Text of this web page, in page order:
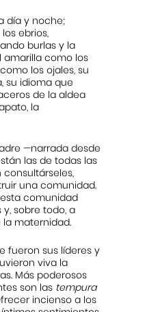
día y noche;
ebrios,
burlas y la
amarilla como los
los ojales, su
su idioma que
de la aldea
la
—narrada desde
las de todas las
consultárseles,
una comunidad.
comunidad
sobre todo, a
maternidad.
fueron sus líderes y
viva la
Más poderosos
son las tempura
incienso a los